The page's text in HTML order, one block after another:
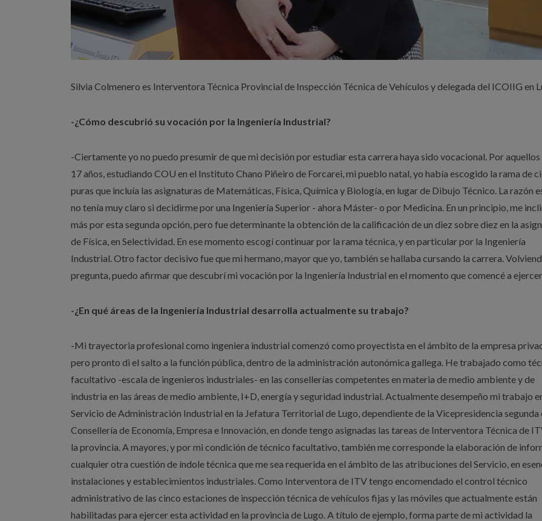
Silvia Colmenero es Interventora Técnica Provincial de Inspección Técnica de Vehículos y delegada del ICOIIG en
-¿Cómo descubrió su vocación por la Ingeniería Industrial?
-Ciertamente yo no puedo presumir de que mi decisión por estudiar esta carrera haya sido vocacional. Por aquellos
17 años, estudiando COU en el Instituto Chano Piñeiro de Forcarei, mi pueblo natal, yo había escogido la rama de
puras que incluía las asignaturas de Matemáticas, Física, Química y Biología, en lugar de Dibujo Técnico. La razón
no tenía muy claro si decidirme por una Ingeniería Superior - ahora Máster- o por Medicina. En un principio, me
más por esta segunda opción, pero fue determinante la obtención de la calificación de un diez sobre diez en la
de Física, en Selectividad. En ese momento escogí continuar por la rama técnica, y en particular por la Ingeniería
Industrial. Otro factor decisivo fue que mi hermano, mayor que yo, también se hallaba cursando la carrera.
pregunta, puedo afirmar que descubrí mi vocación por la Ingeniería Industrial en el momento que comencé a
-¿En qué áreas de la Ingeniería Industrial desarrolla actualmente su trabajo?
-Mi trayectoria profesional como ingeniera industrial comenzó como proyectista en el ámbito de la empresa
pero pronto di el salto a la función pública, dentro de la administración autonómica gallega. He trabajado como
facultativo -escala de ingenieros industriales- en las consellerías competentes en materia de medio ambiente y de
industria en las áreas de medio ambiente, I+D, energía y seguridad industrial. Actualmente desempeño mi trabajo
Servicio de Administración Industrial en la Jefatura Territorial de Lugo, dependiente de la Vicepresidencia segunda
Consellería de Economía, Empresa e Innovación, en donde tengo asignadas las tareas de Interventora Técnica de
la provincia. A mayores, y por mi condición de técnico facultativo, también me corresponde la elaboración de
cualquier otra cuestión de índole técnica que me sea requerida en el ámbito de las atribuciones del Servicio, en
instalaciones y establecimientos industriales. Como Interventora de ITV tengo encomendado el control técnico
administrativo de las cinco estaciones de inspección técnica de vehículos fijas y las móviles que actualmente están
habilitadas para ejercer esta actividad en la provincia de Lugo. A título de ejemplo, forma parte de mi actividad la